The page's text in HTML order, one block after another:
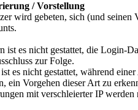
/ Vorstellung
wird gebeten, sich (und
ist es nicht gestattet, die Login-
zur Folge.
es nicht gestattet, während
ein Vorgehen dieser Art zu
mit verschleierter IP werden